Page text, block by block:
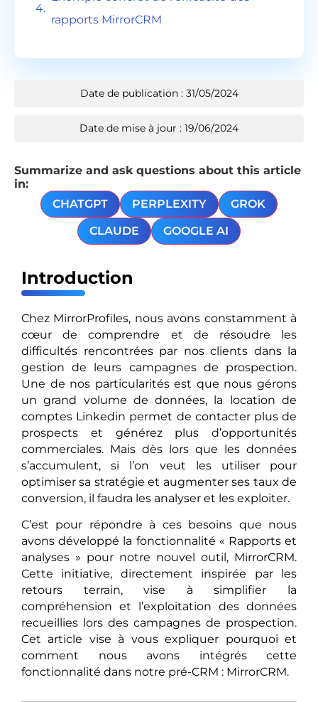
rapports MirrorCRM
Date de publication : 31/05/2024
Date de mise à jour : 19/06/2024
Summarize and ask questions about this article
in:
CHATGPT
PERPLEXITY
GROK
CLAUDE
GOOGLE AI
Introduction
Chez MirrorProfiles, nous avons constamment à
cœur de comprendre et de résoudre les
difficultés rencontrées par nos clients dans la
gestion de leurs campagnes de prospection.
Une de nos particularités est que nous gérons
un grand volume de données, la location de
comptes Linkedin permet de contacter plus de
prospects et générez plus d’opportunités
commerciales. Mais dès lors que les données
s’accumulent, si l’on veut les utiliser pour
optimiser sa stratégie et augmenter ses taux de
conversion, il faudra les analyser et les exploiter.
C’est pour répondre à ces besoins que nous
avons développé la fonctionnalité « Rapports et
analyses » pour notre nouvel outil, MirrorCRM.
Cette initiative, directement inspirée par les
retours terrain, vise à simplifier la
compréhension et l’exploitation des données
recueillies lors des campagnes de prospection.
Cet article vise à vous expliquer pourquoi et
comment nous avons intégrés cette
fonctionnalité dans notre pré-CRM : MirrorCRM.